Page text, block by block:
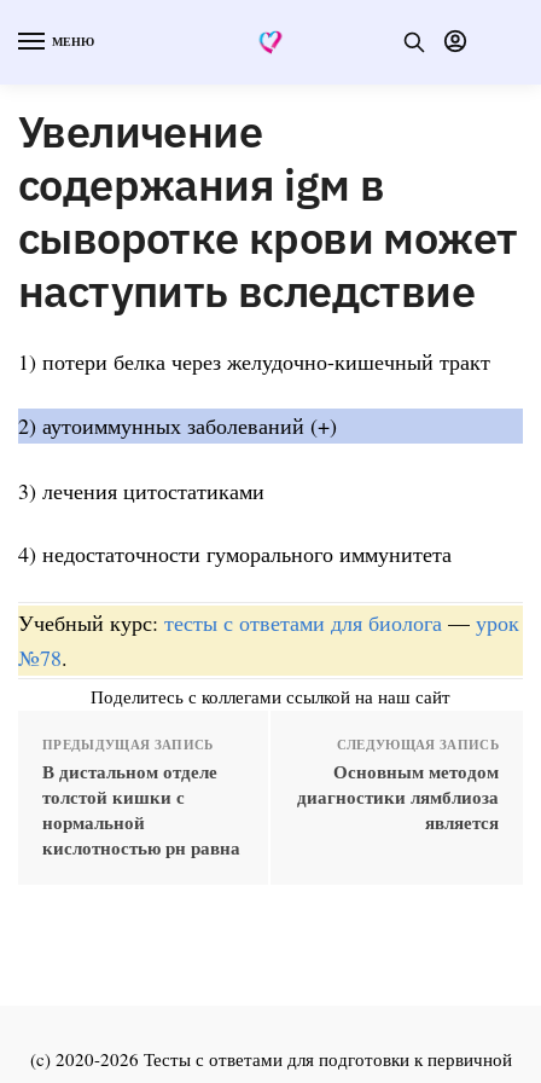
МЕНЮ
Увеличение
содержания igм в
сыворотке крови может
наступить вследствие
1) потери белка через желудочно-кишечный тракт
2) аутоиммунных заболеваний (+)
3) лечения цитостатиками
4) недостаточности гуморального иммунитета
Учебный курс: тесты с ответами для биолога — урок
№78.
Поделитесь с коллегами ссылкой на наш сайт
ПРЕДЫДУЩАЯ ЗАПИСЬ
В дистальном отделе
толстой кишки с
нормальной
кислотностью рн равна
СЛЕДУЮЩАЯ ЗАПИСЬ
Основным методом
диагностики лямблиоза
является
(c) 2020-2026 Тесты с ответами для подготовки к первичной